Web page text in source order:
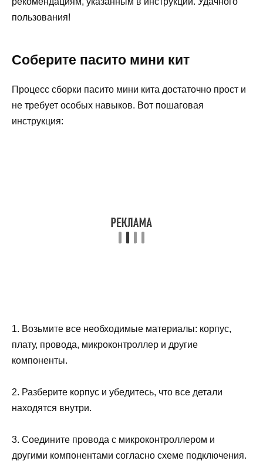
пользования!
Соберите пасито мини кит
Процесс сборки пасито мини кита достаточно прост и
не требует особых навыков. Вот пошаговая
инструкция:
1. Возьмите все необходимые материалы: корпус,
плату, провода, микроконтроллер и другие
компоненты.
2. Разберите корпус и убедитесь, что все детали
находятся внутри.
3. Соедините провода с микроконтроллером и
другими компонентами согласно схеме подключения.